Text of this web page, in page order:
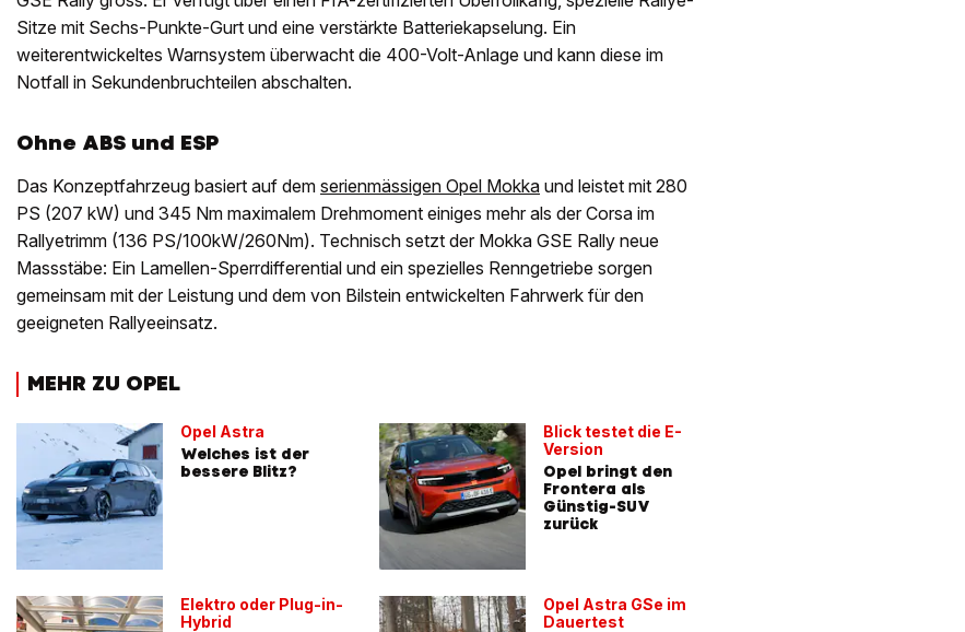
Sitze mit Sechs-Punkte-Gurt und eine verstärkte Batteriekapselung. Ein
weiterentwickeltes Warnsystem überwacht die 400-Volt-Anlage und kann diese im
Notfall in Sekundenbruchteilen abschalten.
Ohne ABS und ESP
Das Konzeptfahrzeug basiert auf dem serienmässigen Opel Mokka und leistet mit 280
PS (207 kW) und 345 Nm maximalem Drehmoment einiges mehr als der Corsa im
Rallyetrimm (136 PS/100kW/260Nm). Technisch setzt der Mokka GSE Rally neue
Massstäbe: Ein Lamellen-Sperrdifferential und ein spezielles Renngetriebe sorgen
gemeinsam mit der Leistung und dem von Bilstein entwickelten Fahrwerk für den
geeigneten Rallyeeinsatz.
MEHR ZU OPEL
Opel Astra
Welches ist der
bessere Blitz?
Elektro oder Plug-in-
Hybrid
Blick testet die E-
Version
Opel bringt den
Frontera als
Günstig-SUV
zurück
Opel Astra GSe im
Dauertest